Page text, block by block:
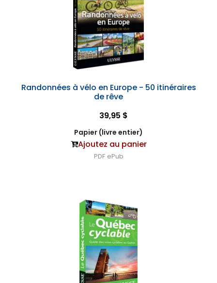
Randonnées à vélo en Europe - 50 itinéraires
de rêve
39,95 $
Papier (livre entier)
Ajoutez au panier
PDF ePub